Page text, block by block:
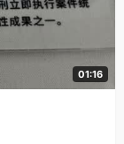
01:16